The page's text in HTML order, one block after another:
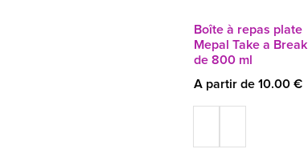
Boîte à repas plate
Mepal Take a Break
de 800 ml
A partir de 10.00 €